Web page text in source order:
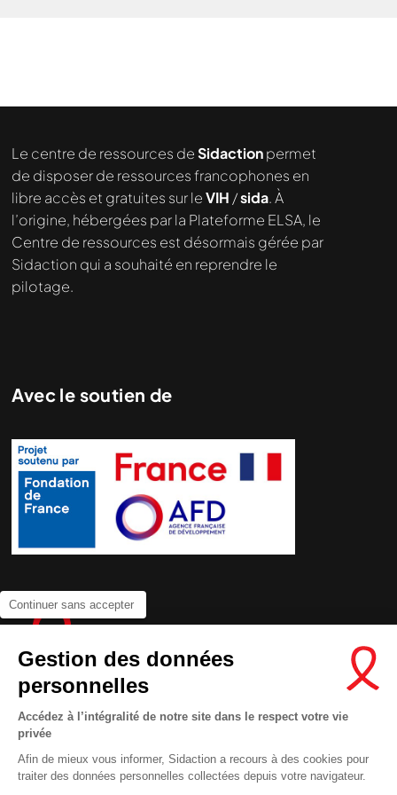
Continuer sans accepter
Gestion des données
personnelles
Accédez à l’intégralité de notre site dans le respect votre vie
privée
Afin de mieux vous informer, Sidaction a recours à des cookies pour
traiter des données personnelles collectées depuis votre navigateur.
Nous cherchons le contenu
demandé....
Le centre de ressources deSidactionpermet
de disposer de ressources francophones en
libre accès et gratuites sur leVIH /sida. À
l’origine, hébergées par la Plateforme ELSA, le
Centre de ressources est désormais gérée par
Sidaction qui a souhaité en reprendre le
pilotage.
Avec le soutien de
Contactez-nous
Newsletter